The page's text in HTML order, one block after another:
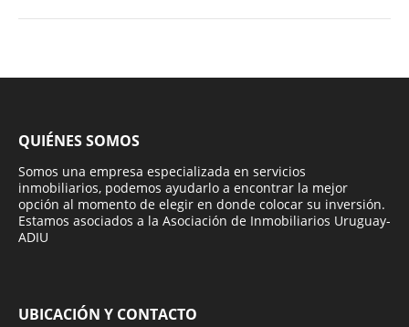
QUIÉNES SOMOS
Somos una empresa especializada en servicios
inmobiliarios, podemos ayudarlo a encontrar la mejor
opción al momento de elegir en donde colocar su inversión.
Estamos asociados a la Asociación de Inmobiliarios Uruguay-
ADIU
UBICACIÓN Y CONTACTO